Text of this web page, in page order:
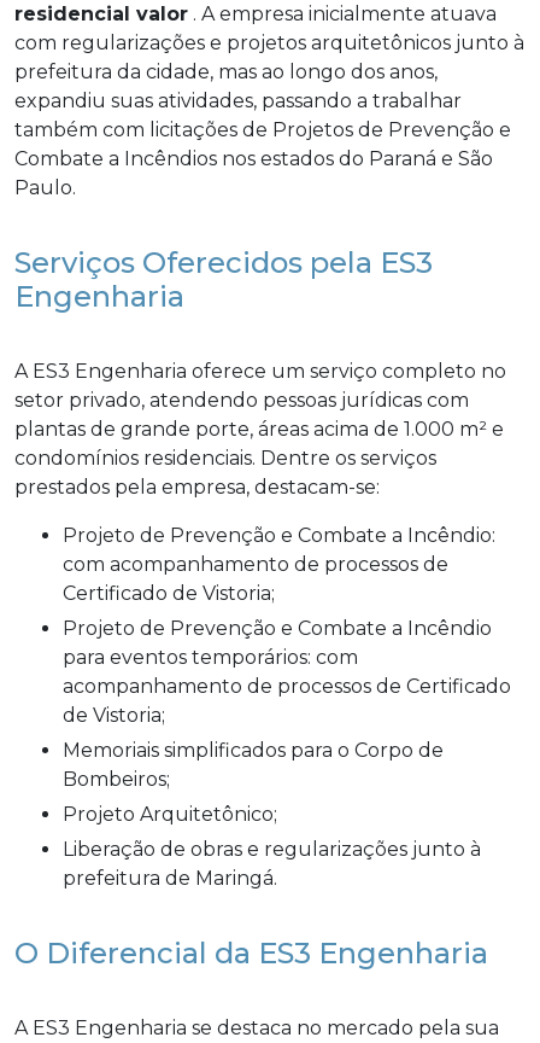
residencial valor . A empresa inicialmente atuava
com regularizações e projetos arquitetônicos junto à
prefeitura da cidade, mas ao longo dos anos,
expandiu suas atividades, passando a trabalhar
também com licitações de Projetos de Prevenção e
Combate a Incêndios nos estados do Paraná e São
Paulo.
Serviços Oferecidos pela ES3
Engenharia
A ES3 Engenharia oferece um serviço completo no
setor privado, atendendo pessoas jurídicas com
plantas de grande porte, áreas acima de 1.000 m² e
condomínios residenciais. Dentre os serviços
prestados pela empresa, destacam-se:
Projeto de Prevenção e Combate a Incêndio:
com acompanhamento de processos de
Certificado de Vistoria;
Projeto de Prevenção e Combate a Incêndio
para eventos temporários: com
acompanhamento de processos de Certificado
de Vistoria;
Memoriais simplificados para o Corpo de
Bombeiros;
Projeto Arquitetônico;
Liberação de obras e regularizações junto à
prefeitura de Maringá.
O Diferencial da ES3 Engenharia
A ES3 Engenharia se destaca no mercado pela sua